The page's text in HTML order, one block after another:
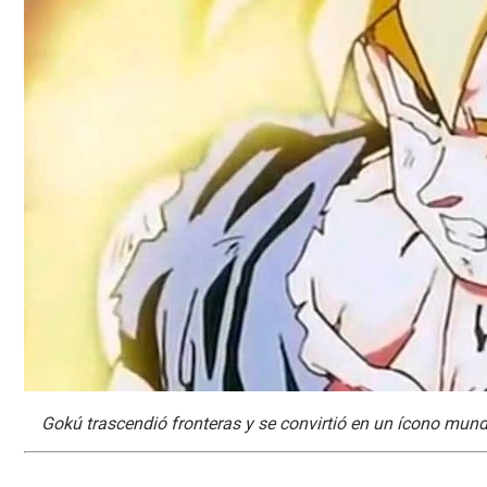
Gokú trascendió fronteras y se convirtió en un ícono